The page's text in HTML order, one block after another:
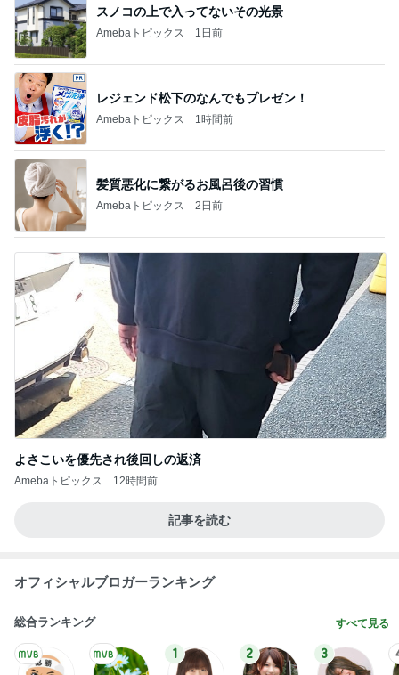
スノコの上で入ってないその光景
Amebaトピックス 1日前
レジェンド松下のなんでもプレゼン！
Amebaトピックス 1時間前
髪質悪化に繋がるお風呂後の習慣
Amebaトピックス 2日前
よさこいを優先され後回しの返済
Amebaトピックス 12時間前
記事を読む
オフィシャルブロガーランキング
総合ランキング すべて見る
1 2 3